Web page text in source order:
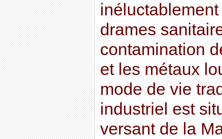
drames
contamination
et les métaux
mode de vie
industriel est
versant de la